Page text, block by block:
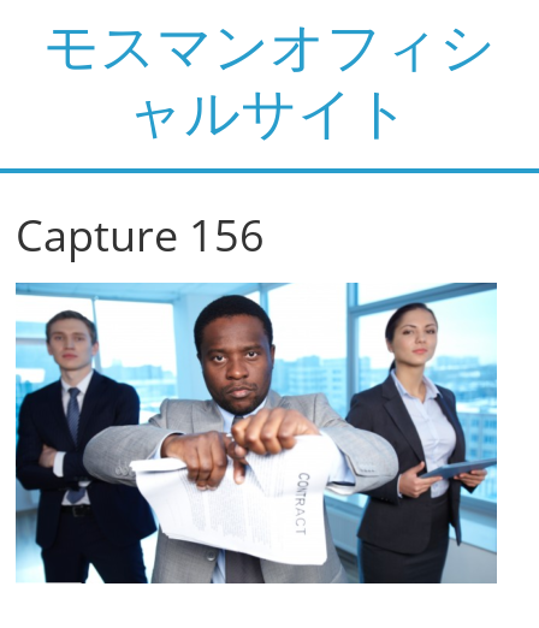
へ
プ
モスマンオフィシ
ャルサイト
Capture 156